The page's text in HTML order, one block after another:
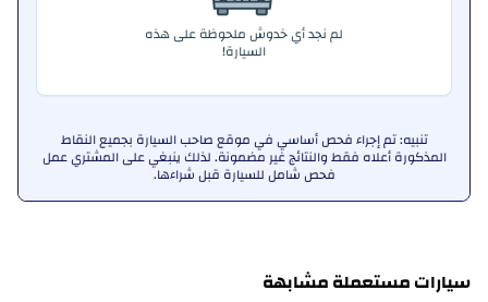
لم نجد أي خدوش ملحوظة على هذه
السيارة!
تنبيه: تم إجراء فحص أساسي في موقع صاحب السيارة بجميع النقاط
المذكورة أعلاه فقط والنتائج غير مضمونة. لذلك ينبغي على المشتري عمل
فحص شامل للسيارة قبل شراءها.
سيارات مستعملة مشابهة